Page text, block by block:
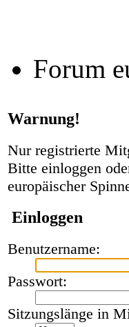
Forum
Warnung!
Nur registrierte
Bitte einloggen
europäischer
Einloggen
Benutzername:
Passwort:
Sitzungslänge in